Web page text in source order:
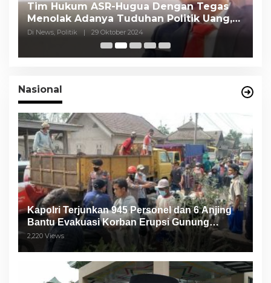
Tim Hukum ASR-Hugua Dengan Tegas
Menolak Adanya Tuduhan Politik Uang,
Pasar Murah Tidak Dilaksanakan Oleh
Di News, Politik | 29 Oktober 2024
Nasional
Kapolri Terjunkan 945 Personel dan 6 Anjing
Bantu Evakuasi Korban Erupsi Gunung
Semeru
2,220 Views